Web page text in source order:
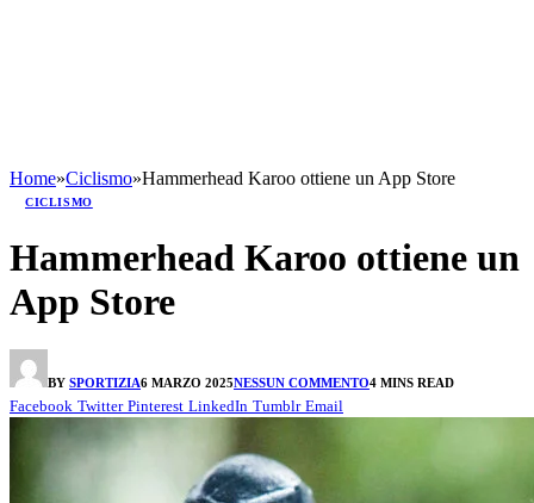
Home»Ciclismo»Hammerhead Karoo ottiene un App Store
CICLISMO
Hammerhead Karoo ottiene un
App Store
BY SPORTIZIA6 MARZO 2025NESSUN COMMENTO4 MINS READ
Facebook Twitter Pinterest LinkedIn Tumblr Email